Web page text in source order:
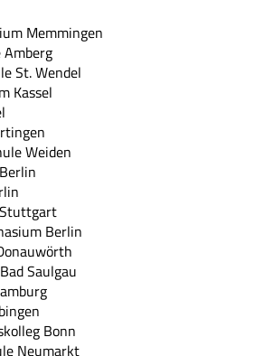
Memmingen
St. Wendel
Kassel
Weiden
Berlin
Saulgau
Bonn
Neumarkt